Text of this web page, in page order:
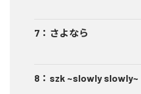
7 ： さよなら
8 ： szk ~slowly slowly~